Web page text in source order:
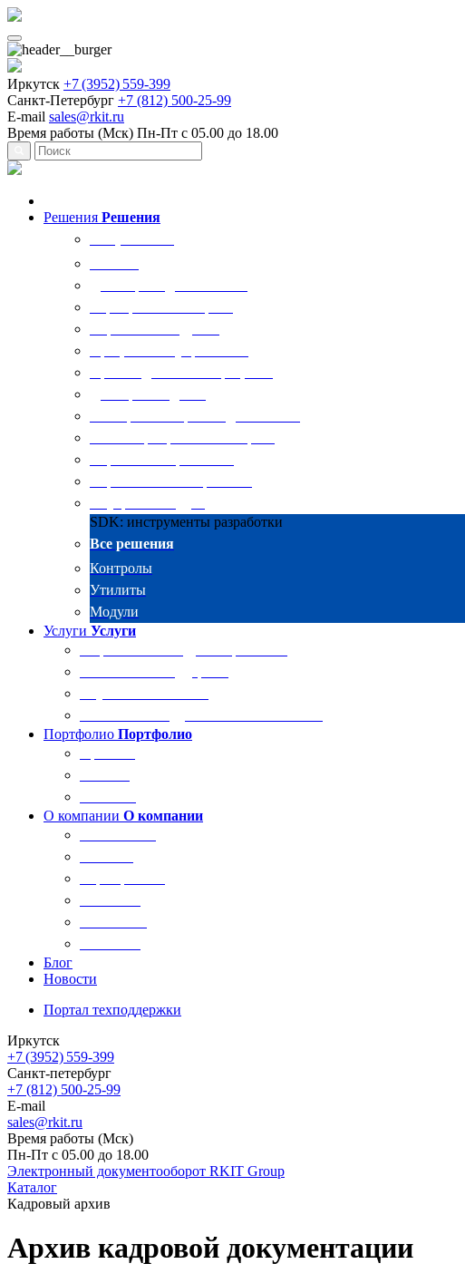
Иркутск +7 (3952) 559-399
Санкт-Петербург +7 (812) 500-25-99
E-mail sales@rkit.ru
Время работы (Мск) Пн-Пт с 05.00 до 18.00
Решения Решения
SDK: инструменты разработки
Все решения
Контролы
Утилиты
Модули
Услуги Услуги
Портфолио Портфолио
О компании О компании
Блог
Новости
Портал техподдержки
Иркутск
+7 (3952) 559-399
Санкт-петербург
+7 (812) 500-25-99
E-mail
sales@rkit.ru
Время работы (Мск)
Пн-Пт с 05.00 до 18.00
Электронный документооборот RKIT Group
Каталог
Кадровый архив
Архив кадровой документации